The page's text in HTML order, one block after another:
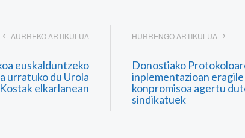
AURREKO ARTIKULUA
euskalduntzeko
urratuko du Urola
Kostak elkarlanean
HURRENGO ARTIKULUA
Donostiako
inplementazioan
konpromisoa agertu
sindikatuek